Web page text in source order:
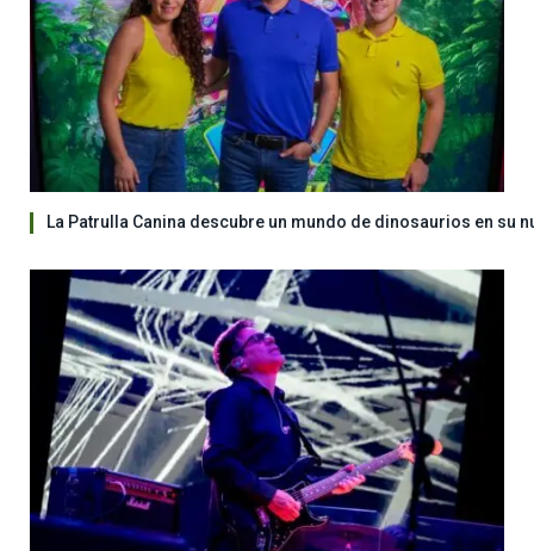
La Patrulla Canina descubre un mundo de dinosaurios en su